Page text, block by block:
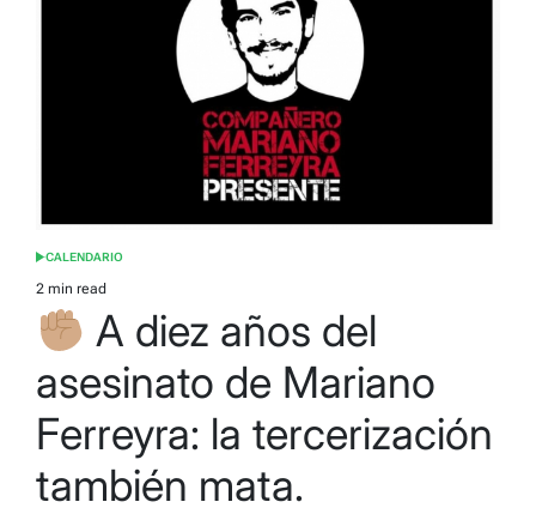
POSTED
IN
CALENDARIO
Estimated
read
time
2 min read
A diez años del
asesinato de Mariano
Ferreyra: la tercerización
también mata.